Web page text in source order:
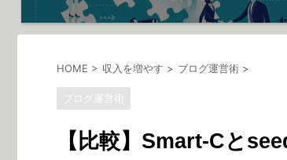
HOME > 収入を増やす > ブログ運営術 >
ブログ運営術
【比較】Smart-Cと